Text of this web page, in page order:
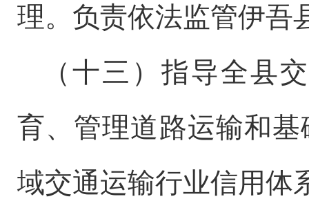
理。 负责依法监管伊吾
（十三 ）指导全县
育、管理道路运输和
域交通运输行业信用体